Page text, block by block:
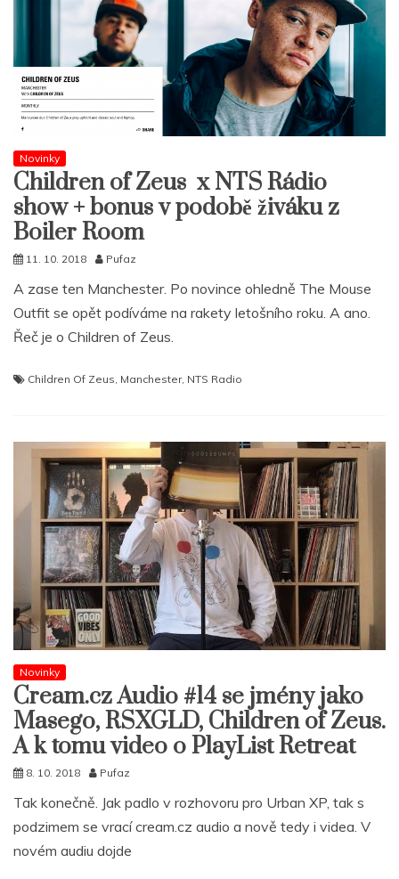
Novinky
Children of Zeus x NTS Rádio
show + bonus v podobě živáku z
Boiler Room
11. 10. 2018 Pufaz
A zase ten Manchester. Po novince ohledně The Mouse
Outfit se opět podíváme na rakety letošního roku. A ano.
Řeč je o Children of Zeus.
Children Of Zeus Manchester, NTS Radio
Novinky
Cream.cz Audio #14 se jmény jako
Masego, RSXGLD, Children of Zeus.
A k tomu video o PlayList Retreat
8. 10. 2018 Pufaz
Tak konečně. Jak padlo v rozhovoru pro Urban XP, tak s
podzimem se vrací cream.cz audio a nově tedy i videa. V
novém audiu dojde